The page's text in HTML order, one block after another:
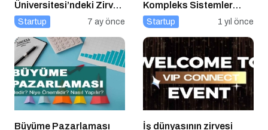
Üniversitesi’ndeki Zirve
ve Ödül Töreni Yoğun
Startup 7 ay önce
Kompleks Sistemler
Sempozyumu İçin Geri
Startup 1 yıl önce
Büyüme Pazarlaması
İş dünyasının zirvesi